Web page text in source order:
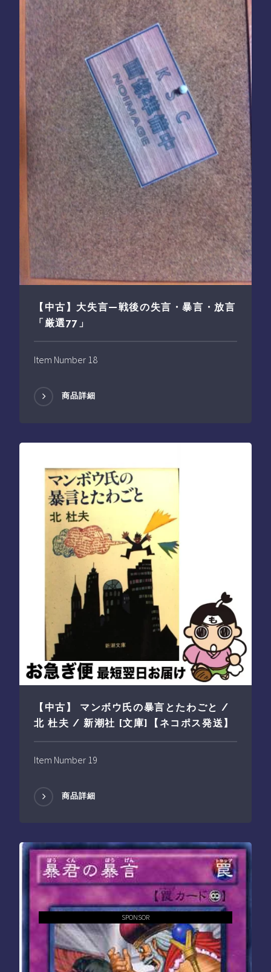
【中古】大失言—戦後の失言・暴言・放言
「厳選77」
Item Number 18
商品詳細
【中古】 マンボウ氏の暴言とたわごと /
北 杜夫 / 新潮社 [文庫]【ネコポス発送】
Item Number 19
商品詳細
SPONSOR